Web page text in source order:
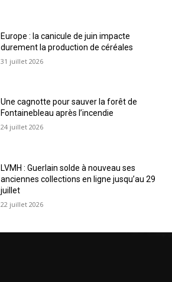
Europe : la canicule de juin impacte
durement la production de céréales
31 juillet 2026
Une cagnotte pour sauver la forêt de
Fontainebleau après l’incendie
24 juillet 2026
LVMH : Guerlain solde à nouveau ses
anciennes collections en ligne jusqu’au 29
juillet
22 juillet 2026